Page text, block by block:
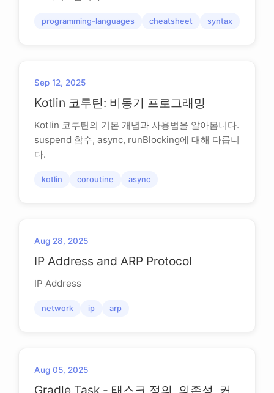
programming-languages cheatsheet syntax
Sep 12, 2025
Kotlin 코루틴: 비동기 프로그래밍
Kotlin 코루틴의 기본 개념과 사용법을 알아봅니다.
suspend 함수, async, runBlocking에 대해 다룹니
다.
kotlin coroutine async
Aug 28, 2025
IP Address and ARP Protocol
IP Address
network ip arp
Aug 05, 2025
Gradle Task - 태스크 정의, 의존성, 커